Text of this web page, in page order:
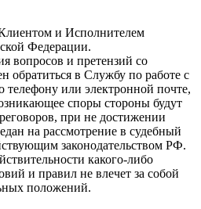
и Исполнителем
Федерации.
вопросов и претензий со
обратиться в Службу по работе с
или электронной почте,
споры стороны будут
при не достижении
на рассмотрение в судебный
законодательством РФ.
какого-либо
и правил не влечет за собой
положений.